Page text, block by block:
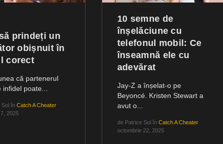
prindeți un
obișnuit în
corect
că partenerul
infidel poate...
înCatch A Cheater
2025
10 semne de
înșelăciune cu
telefonul mobil: Ce
înseamnă ele cu
adevărat
Jay-Z a înșelat-o pe
Beyoncé. Kristen Stewart a
avut o...
de Patrice Sol în Catch A Cheater
octombrie 22, 2025